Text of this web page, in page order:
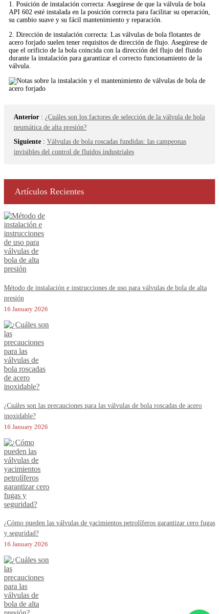
1. Posición de instalación correcta: Asegúrese de que la válvula de bola
API 602 esté instalada en la posición correcta para facilitar su operación,
su cambio suave y su fácil mantenimiento y reparación.
2. Dirección de instalación correcta: Las válvulas de bola flotantes de
acero forjado suelen tener requisitos de dirección de flujo. Asegúrese de
que el orificio de la bola coincida con la dirección del flujo del fluido
durante la instalación para garantizar el correcto funcionamiento de la
válvula.
Anterior : ¿Cuáles son los factores de selección de la válvula de bola
neumática de alta presión?
Siguiente : Válvulas de bola roscadas fundidas: las campeonas
invisibles del control de fluidos industriales
Artículos Recientes
Método de instalación e instrucciones de uso para válvulas de bola de alta
presión
16 January 2026
¿Cuáles son las precauciones para las válvulas de bola roscadas de acero
inoxidable?
16 January 2026
¿Cómo pueden las válvulas de yacimientos petrolíferos garantizar cero fugas
y seguridad?
16 January 2026